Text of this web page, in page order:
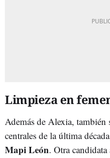
Limpieza en
Además de Alexia, también
centrales de la última
MapiLeón. Otra candidata